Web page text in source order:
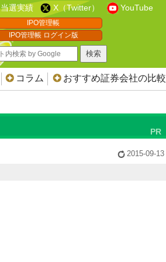
当選実績 X（Twitter） YouTube
IPO管理帳
IPO管理帳 ログイン版
コラム おすすめ証券会社の比較
2015-09-13